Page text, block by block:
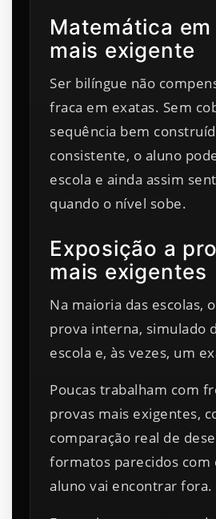
Matemática
mais exigente
Ser bilíngue não
fraca em exatas. Sem
sequência bem
consistente, o aluno
escola e ainda assim
quando o nível sobe.
Exposição a
mais exigentes
Na maioria das escolas,
prova interna, simulado
escola e, às vezes, um
Poucas trabalham com
provas mais exigentes,
comparação real de
formatos parecidos com
aluno vai encontrar fora.